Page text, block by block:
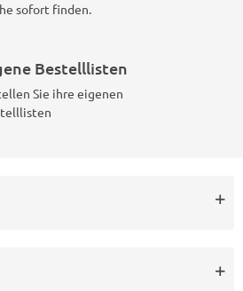
sofort finden.
Bestelllisten
Sie ihre eigenen